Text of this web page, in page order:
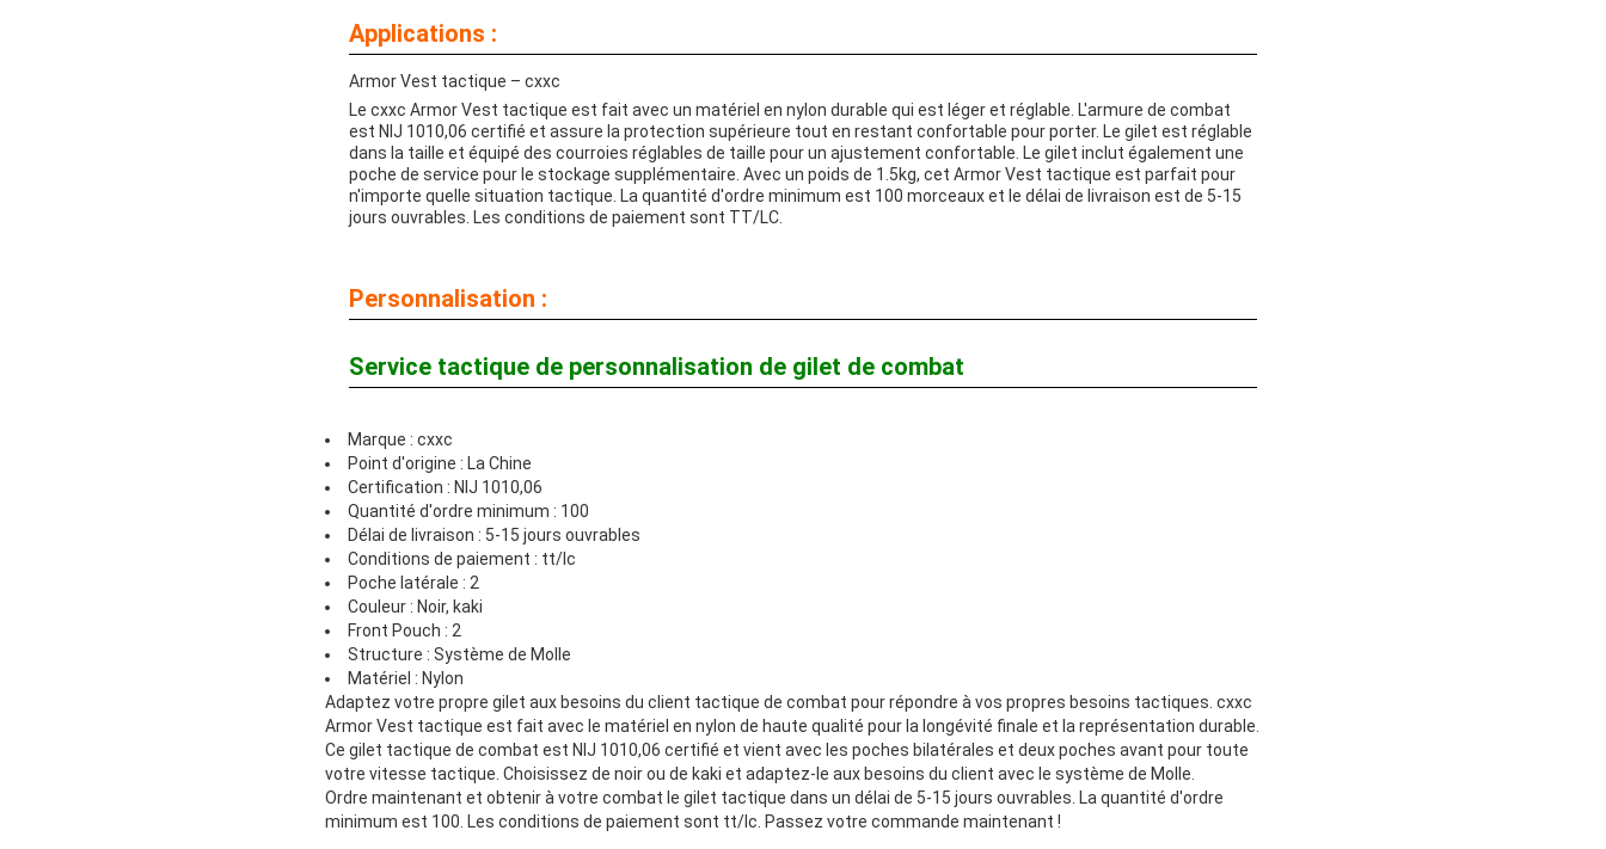
Applications :
Armor Vest tactique – cxxc
Le cxxc Armor Vest tactique est fait avec un matériel en nylon durable qui est léger et réglable. L'armure de combat
est NIJ 1010,06 certifié et assure la protection supérieure tout en restant confortable pour porter. Le gilet est réglable
dans la taille et équipé des courroies réglables de taille pour un ajustement confortable. Le gilet inclut également une
poche de service pour le stockage supplémentaire. Avec un poids de 1.5kg, cet Armor Vest tactique est parfait pour
n'importe quelle situation tactique. La quantité d'ordre minimum est 100 morceaux et le délai de livraison est de 5-15
jours ouvrables. Les conditions de paiement sont TT/LC.
Personnalisation :
Service tactique de personnalisation de gilet de combat
Marque : cxxc
Point d'origine : La Chine
Certification : NIJ 1010,06
Quantité d'ordre minimum : 100
Délai de livraison : 5-15 jours ouvrables
Conditions de paiement : tt/lc
Poche latérale : 2
Couleur : Noir, kaki
Front Pouch : 2
Structure : Système de Molle
Matériel : Nylon
Adaptez votre propre gilet aux besoins du client tactique de combat pour répondre à vos propres besoins tactiques. cxxc
Armor Vest tactique est fait avec le matériel en nylon de haute qualité pour la longévité finale et la représentation durable.
Ce gilet tactique de combat est NIJ 1010,06 certifié et vient avec les poches bilatérales et deux poches avant pour toute
votre vitesse tactique. Choisissez de noir ou de kaki et adaptez-le aux besoins du client avec le système de Molle.
Ordre maintenant et obtenir à votre combat le gilet tactique dans un délai de 5-15 jours ouvrables. La quantité d'ordre
minimum est 100. Les conditions de paiement sont tt/lc. Passez votre commande maintenant !